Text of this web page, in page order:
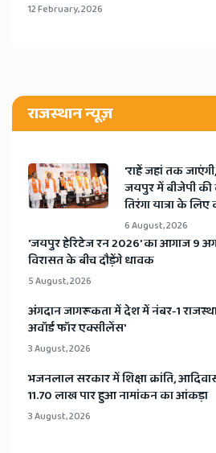
12 February, 2026
राजस्थान न्यूज़
'राहें जहां तक
जयपुर में बीजेपी
तिरंगा यात्रा के
6 August, 2026
​'जयपुर हेरिटेज रन 2026' का आगाज 9
विरासत के बीच दौड़ेंगे धावक
5 August, 2026
अंगदान जागरूकता में देश में नंबर-1
अवॉर्ड फॉर एक्सीलेंस'
3 August, 2026
भजनलाल सरकार में शिक्षा क्रांति,
11.70 लाख पार हुआ नामांकन का आंकड़ा
3 August, 2026